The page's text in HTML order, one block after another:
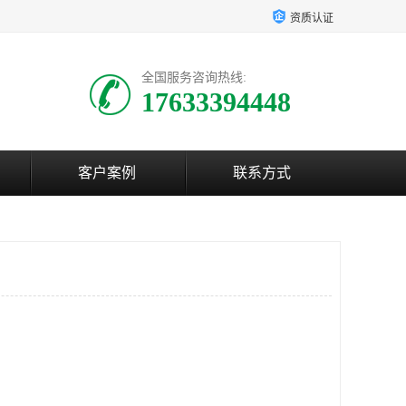
资质认证
全国服务咨询热线:
17633394448
客户案例 联系方式